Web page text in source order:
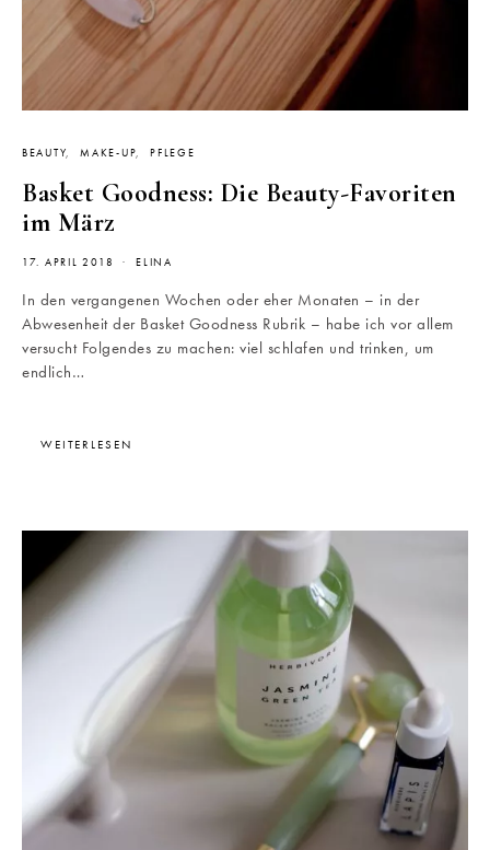
BEAUTY MAKE-UP PFLEGE
Basket Goodness: Die Beauty-Favoriten
im März
17. APRIL 2018 ELINA
In den vergangenen Wochen oder eher Monaten – in der
Abwesenheit der Basket Goodness Rubrik – habe ich vor allem
versucht Folgendes zu machen: viel schlafen und trinken, um
endlich…
WEITERLESEN